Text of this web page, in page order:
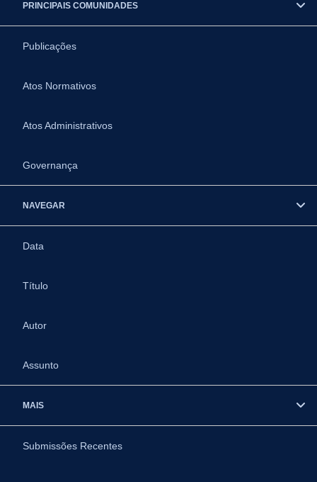
PRINCIPAIS COMUNIDADES
Publicações
Atos Normativos
Atos Administrativos
Governança
NAVEGAR
Data
Título
Autor
Assunto
MAIS
Submissões Recentes